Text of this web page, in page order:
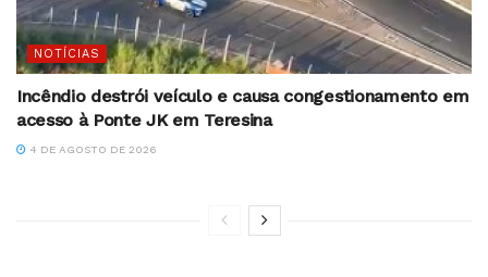
NOTÍCIAS
Incêndio destrói veículo e causa congestionamento em
acesso à Ponte JK em Teresina
4 DE AGOSTO DE 2026